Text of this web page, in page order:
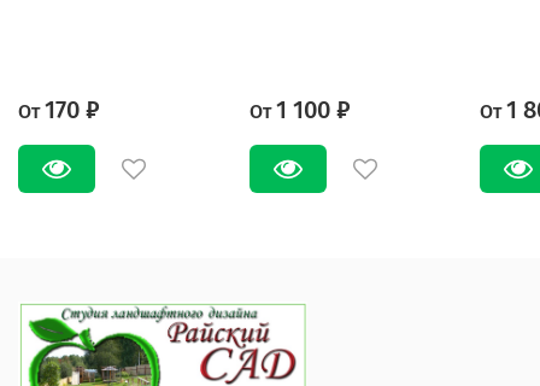
От 170 ₽ От 1 100 ₽ От 1